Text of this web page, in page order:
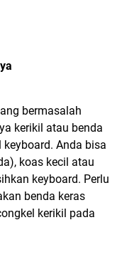
bermasalah
kerikil atau benda
Anda bisa
koas kecil atau
keyboard. Perlu
benda keras
kerikil pada